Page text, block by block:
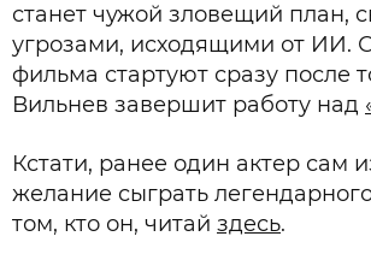
станет чужой зловещий план,
угрозами, исходящими от ИИ.
фильма стартуют сразу после
Вильнев завершит работу над
Кстати, ранее один актер сам
желание сыграть
том, кто он, читай здесь.